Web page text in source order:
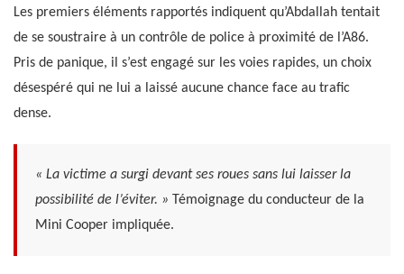
Les premiers éléments rapportés indiquent qu’Abdallah tentait
de se soustraire à un contrôle de police à proximité de l’A86.
Pris de panique, il s’est engagé sur les voies rapides, un choix
désespéré qui ne lui a laissé aucune chance face au trafic
dense.
« La victime a surgi devant ses roues sans lui laisser la
possibilité de l’éviter. » Témoignage du conducteur de la
Mini Cooper impliquée.